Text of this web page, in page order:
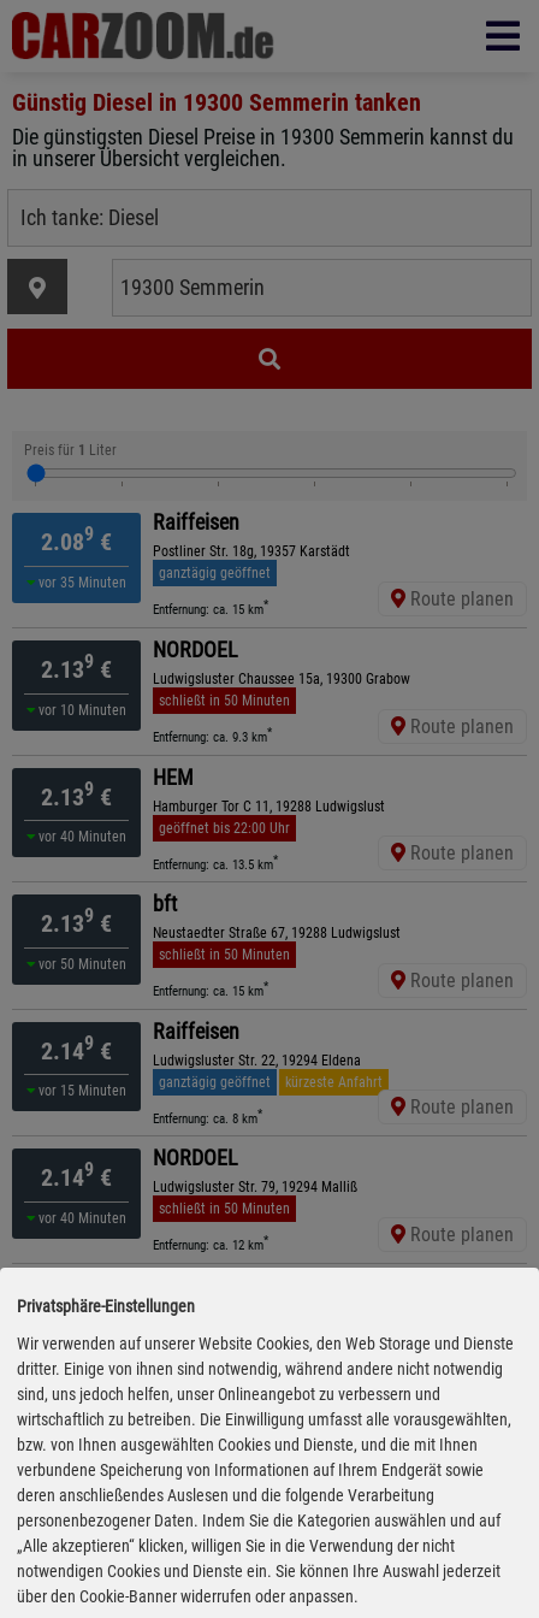
Günstig Diesel in 19300 Semmerin tanken
Die günstigsten Diesel Preise in 19300 Semmerin kannst du
in unserer Übersicht vergleichen.
Preis für 1 Liter
2.089 €
vor 35 Minuten
Raiffeisen
Postliner Str. 18g, 19357 Karstädt
ganztägig geöffnet
Entfernung: ca. 15 km* Route planen
2.139 €
vor 10 Minuten
NORDOEL
Ludwigsluster Chaussee 15a, 19300 Grabow
schließt in 50 Minuten
Entfernung: ca. 9.3 km* Route planen
2.139 €
vor 40 Minuten
HEM
Hamburger Tor C 11, 19288 Ludwigslust
geöffnet bis 22:00 Uhr
Entfernung: ca. 13.5 km* Route planen
2.139 €
vor 50 Minuten
bft
Neustaedter Straße 67, 19288 Ludwigslust
schließt in 50 Minuten
Entfernung: ca. 15 km* Route planen
2.149 €
vor 15 Minuten
Raiffeisen
Ludwigsluster Str. 22, 19294 Eldena
ganztägig geöffnet
kürzeste Anfahrt
Entfernung: ca. 8 km* Route planen
2.149 €
vor 40 Minuten
NORDOEL
Ludwigsluster Str. 79, 19294 Malliß
schließt in 50 Minuten
Entfernung: ca. 12 km* Route planen
2.149€
vor 15 Minuten
Grabower Allee 31, 19288 Ludwigslust
schließt in 50 Minuten
Entfernung: ca. 12.7 km* Route planen
2.159€
vor 60 Minuten
Shell
Lenzener Chaussee 9, 19300 Grabow
geöffnet bis 22:00 Uhr
Entfernung: ca. 8 km * Route planen
2.159€
vor 60 Minuten
Shell
Ludwigsluster Chaussee 17, 19300 Grabow
ganztägig geöffnet
Privatsphäre-Einstellungen
Wir verwenden auf unserer Website Cookies, den Web Storage und Dienste
dritter. Einige von ihnen sind notwendig, während andere nicht notwendig
sind, uns jedoch helfen, unser Onlineangebot zu verbessern und
wirtschaftlich zu betreiben. Die Einwilligung umfasst alle vorausgewählten,
bzw. von Ihnen ausgewählten Cookies und Dienste, und die mit Ihnen
verbundene Speicherung von Informationen auf Ihrem Endgerät sowie
deren anschließendes Auslesen und die folgende Verarbeitung
personenbezogener Daten. Indem Sie die Kategorien auswählen und auf
„Alle akzeptieren“ klicken, willigen Sie in die Verwendung der nicht
notwendigen Cookies und Dienste ein. Sie können Ihre Auswahl jederzeit
über den Cookie-Banner widerrufen oder anpassen.